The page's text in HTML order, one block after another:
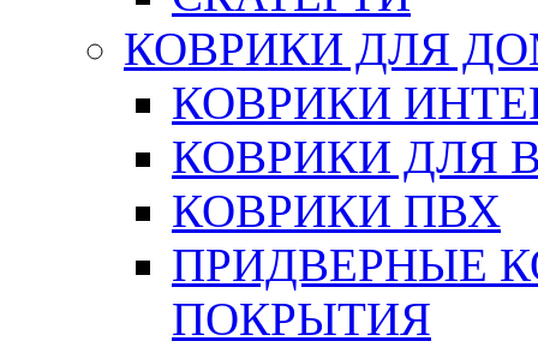
КОВРИКИ ДЛЯ
КОВРИКИ
КОВРИКИ ДЛЯ
КОВРИКИ ПВХ
ПРИДВЕРНЫЕ
ПОКРЫТИЯ